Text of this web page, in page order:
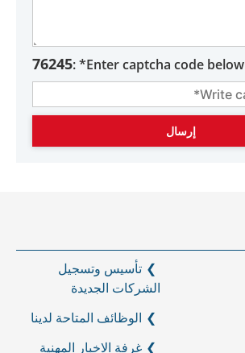
Enter captcha code below* :
76245
تأسيس وتسجيل
الشركات الجديدة
الوظائف المتاحة لدينا
غرفة الاخبار المهنية